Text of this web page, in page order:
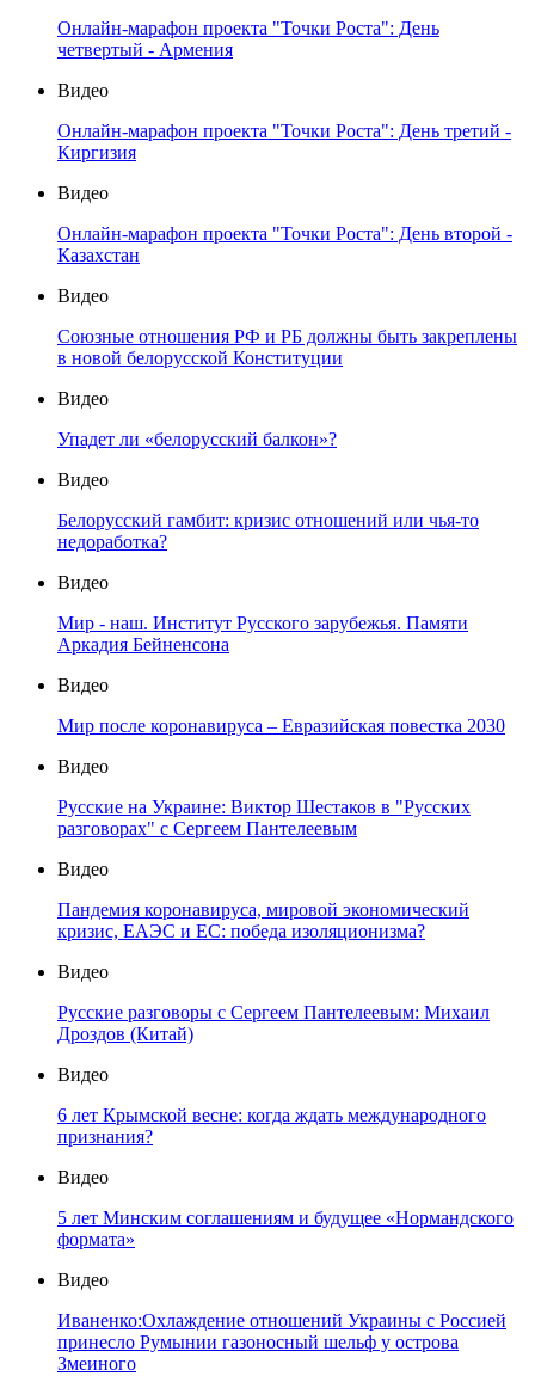
Онлайн-марафон проекта "Точки Роста": День
четвертый - Армения
Видео
Онлайн-марафон проекта "Точки Роста": День третий -
Киргизия
Видео
Онлайн-марафон проекта "Точки Роста": День второй -
Казахстан
Видео
Союзные отношения РФ и РБ должны быть закреплены
в новой белорусской Конституции
Видео
Упадет ли «белорусский балкон»?
Видео
Белорусский гамбит: кризис отношений или чья-то
недоработка?
Видео
Мир - наш. Институт Русского зарубежья. Памяти
Аркадия Бейненсона
Видео
Мир после коронавируса – Евразийская повестка 2030
Видео
Русские на Украине: Виктор Шестаков в "Русских
разговорах" с Сергеем Пантелеевым
Видео
Пандемия коронавируса, мировой экономический
кризис, ЕАЭС и ЕС: победа изоляционизма?
Видео
Русские разговоры с Сергеем Пантелеевым: Михаил
Дроздов (Китай)
Видео
6 лет Крымской весне: когда ждать международного
признания?
Видео
5 лет Минским соглашениям и будущее «Нормандского
формата»
Видео
Иваненко:Охлаждение отношений Украины с Россией
принесло Румынии газоносный шельф у острова
Змеиного